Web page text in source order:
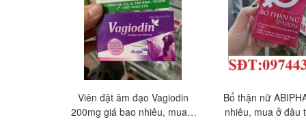
Viên đặt âm đạo Vagiodin
200mg giá bao nhiêu, mua ở
Bổ thận nữ
nhiêu, mua ở đâu